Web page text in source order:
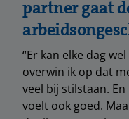
partner gaat
“Er kan elke dag
overwin ik op dat
veel bij stilstaan.
voelt ook goed.